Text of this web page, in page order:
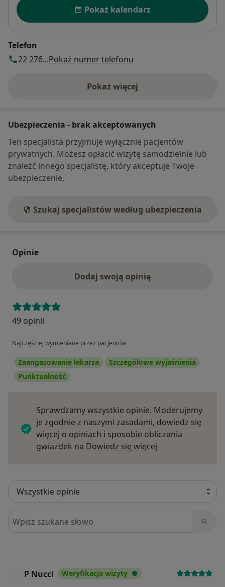
Pokaż kalendarz
Telefon
22 276...Pokaż numer telefonu
Pokaż więcej
o adresie
Ubezpieczenia - brak akceptowanych
Ten specjalista przyjmuje wyłącznie pacjentów
prywatnych. Możesz opłacić wizytę samodzielnie lub
znaleźć innego specjalistę, który akceptuje Twoje
ubezpieczenie.
Szukaj specjalistów według ubezpieczenia
Opinie
Dodaj swoją opinię
49 opinii
Najczęściej wymieniane przez pacjentów
Zaangażowanie lekarza
Szczegółowe wyjaśnienia
Punktualność
Sprawdzamy wszystkie opinie. Moderujemy
je zgodnie z naszymi zasadami, dowiedz się
więcej o opiniach i sposobie obliczania
gwiazdek na Dowiedz się więcej
Szukaj w opiniach
P Nucci Weryfikacja wizyty